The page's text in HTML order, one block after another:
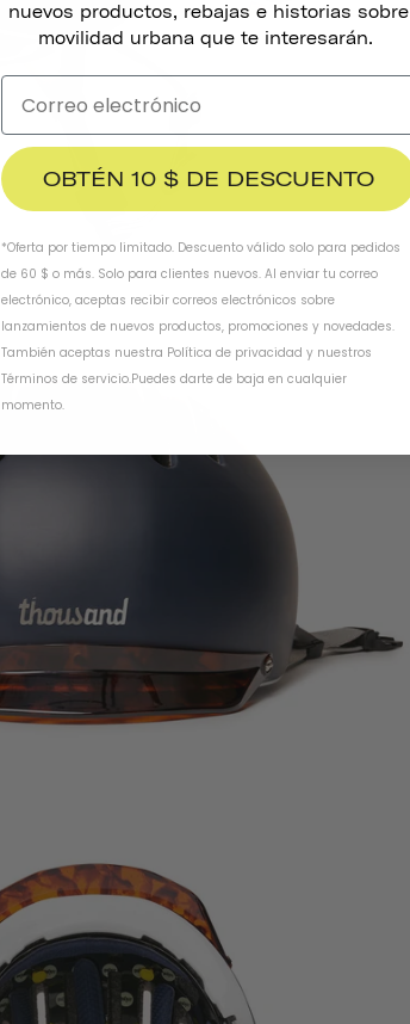
nuevos productos, rebajas e historias sobre
movilidad urbana que te interesarán.
OBTÉN 10 $ DE DESCUENTO
*Oferta por tiempo limitado. Descuento válido solo para pedidos
de 60 $ o más. Solo para clientes nuevos. Al enviar tu correo
electrónico, aceptas recibir correos electrónicos sobre
lanzamientos de nuevos productos, promociones y novedades.
También aceptas nuestra Política de privacidad y nuestros
Términos de servicio.Puedes darte de baja en cualquier
momento.